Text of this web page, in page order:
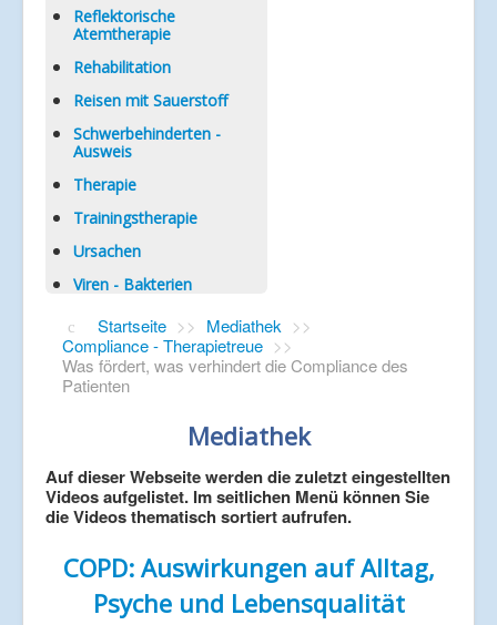
Reflektorische
Atemtherapie
Rehabilitation
Reisen mit Sauerstoff
Schwerbehinderten -
Ausweis
Therapie
Trainingstherapie
Ursachen
Viren - Bakterien
Startseite >> Mediathek >>
Compliance - Therapietreue >>
Was fördert, was verhindert die Compliance des
Patienten
Mediathek
Auf dieser Webseite werden die zuletzt eingestellten
Videos aufgelistet. Im seitlichen Menü können Sie
die Videos thematisch sortiert aufrufen.
COPD: Auswirkungen auf Alltag,
Psyche und Lebensqualität